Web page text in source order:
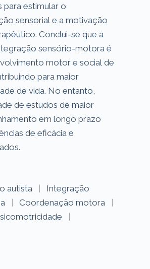
estimular o
sensorial e a motivação
Conclui-se que a
sensório-motora é
motor e social de
para maior
de vida. No entanto,
de estudos de maior
em longo prazo
de eficácia e
autista |
Integração
| Coordenação motora
|
|